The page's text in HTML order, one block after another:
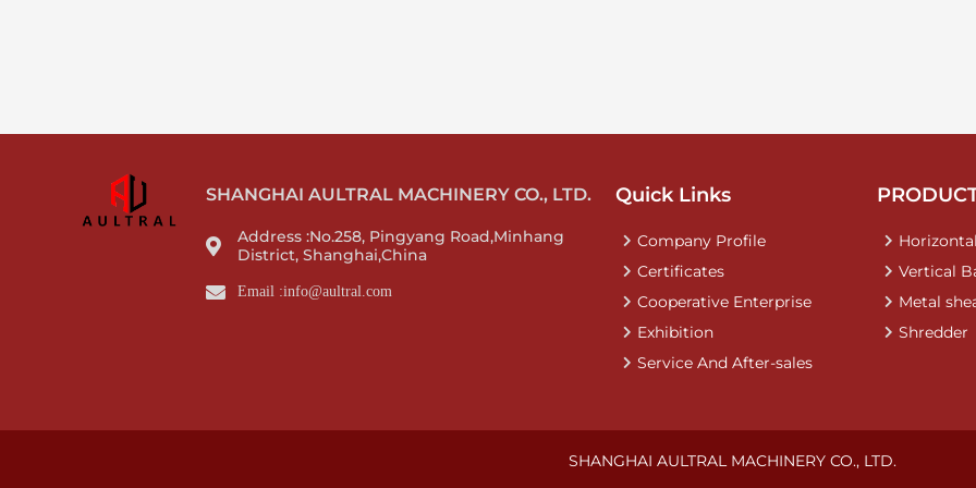
SHANGHAI AULTRAL MACHINERY CO., LTD.
Address :No.258, Pingyang Road,Minhang
District, Shanghai,China
Email :info@aultral.com
Quick Links
Company Profile
Certificates
Cooperative Enterprise
Exhibition
Service And After-sales
Vertical
Metal
Shredder
SHANGHAI AULTRAL MACHINERY CO., LTD.